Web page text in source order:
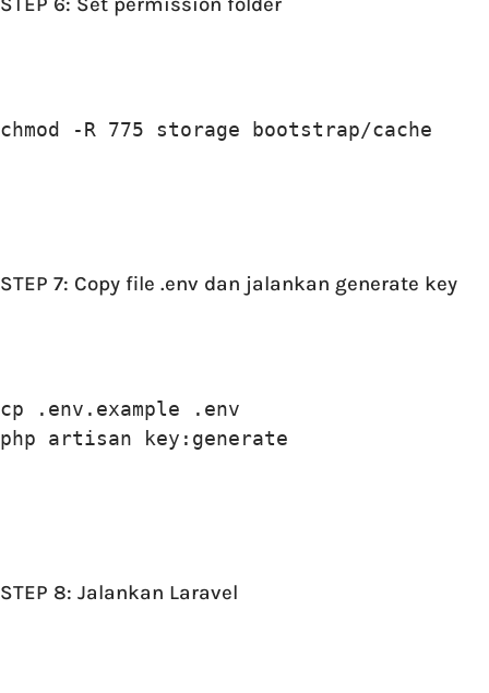
chmod -R 775 storage bootstrap/cache
STEP 7: Copy file .env dan jalankan generate key
cp .env.example .env
php artisan key:generate
STEP 8: Jalankan Laravel